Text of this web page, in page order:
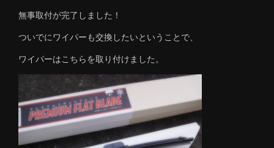
無事取付が完了しました！
ついでにワイパーも交換したいということで、
ワイパーはこちらを取り付けました。